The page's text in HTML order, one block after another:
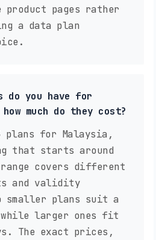
product pages rather
a data plan
do you have for
much do they cost?
plans for Malaysia,
that starts around
covers different
and validity
smaller plans suit a
larger ones fit
The exact prices,